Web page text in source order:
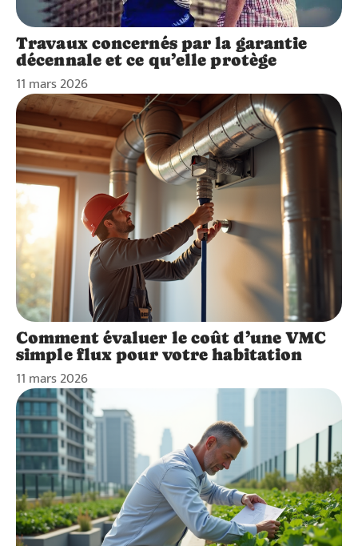
Travaux concernés par la garantie
décennale et ce qu’elle protège
11 mars 2026
Comment évaluer le coût d’une VMC
simple flux pour votre habitation
11 mars 2026